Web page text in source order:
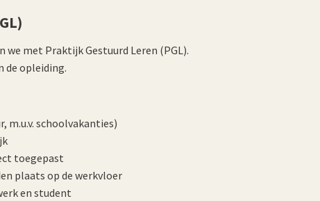
met Praktijk Gestuurd Leren (PGL).
de opleiding.
m.u.v. schoolvakanties)
toegepast
plaats op de werkvloer
en student